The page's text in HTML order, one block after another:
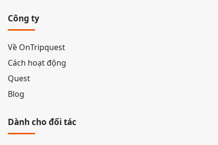
Công ty
Về OnTripquest
Cách hoạt động
Quest
Blog
Dành cho đối tác